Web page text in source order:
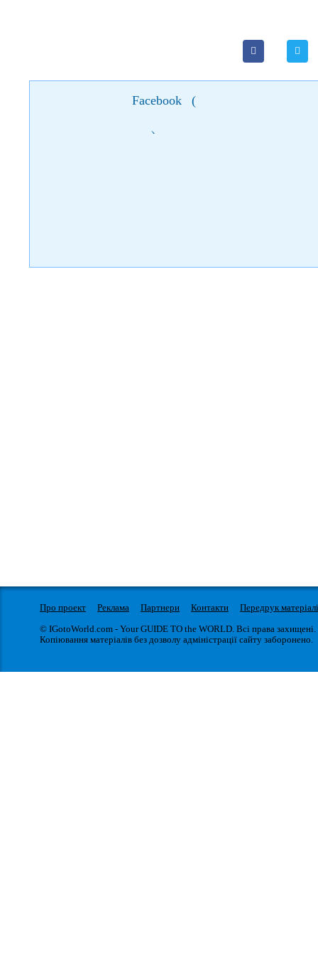
Facebook (
)
Про проект Реклама Партнери Контакти
Передрук
© IGotoWorld.com - Your GUIDE TO the WORLD. Всі права захищені.
Копіювання матеріалів без дозволу адміністрації сайту заборонено.